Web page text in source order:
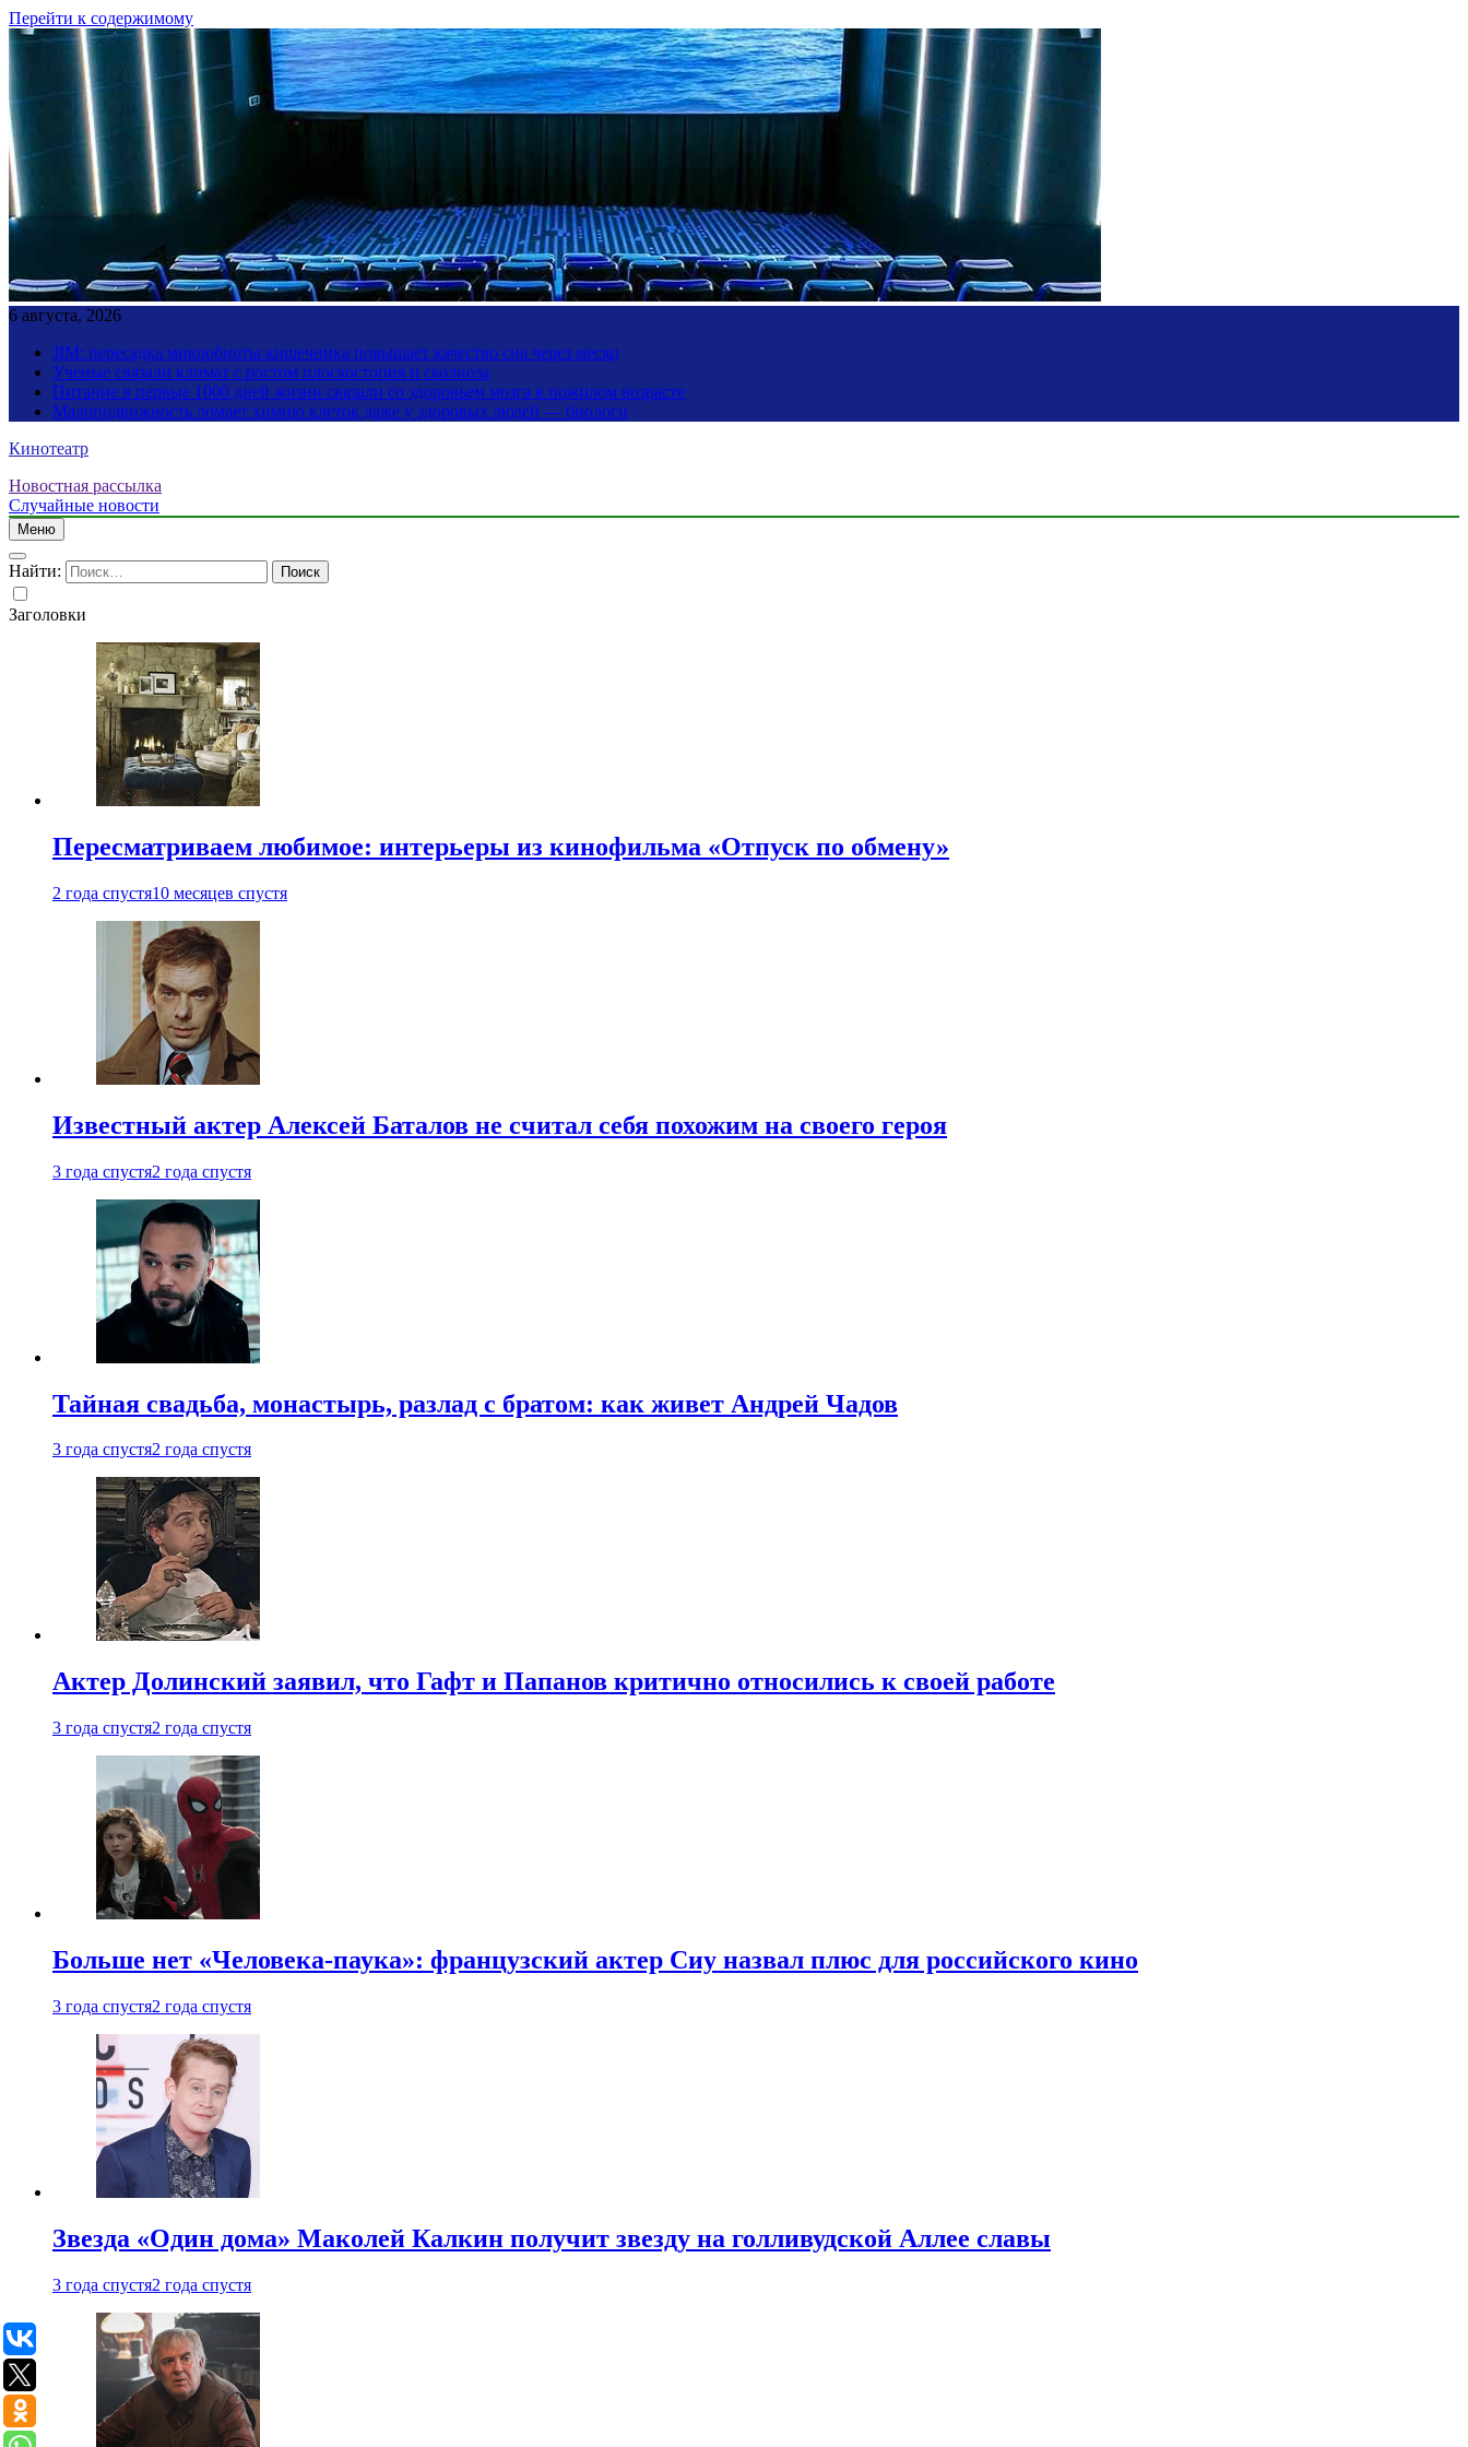
Перейти к содержимому
6 августа, 2026
JIM: пересадка микробиоты кишечника повышает качество сна через месяц
Ученые связали климат с ростом плоскостопия и сколиоза
Питание в первые 1000 дней жизни связали со здоровьем мозга в пожилом возрасте
Малоподвижность ломает химию клеток даже у здоровых людей — биологи
Кинотеатр
Новостная рассылка
Случайные новости
Меню
Найти:
Заголовки
Пересматриваем любимое: интерьеры из кинофильма «Отпуск по обмену»
2 года спустя10 месяцев спустя
Известный актер Алексей Баталов не считал себя похожим на своего героя
3 года спустя2 года спустя
Тайная свадьба, монастырь, разлад с братом: как живет Андрей Чадов
3 года спустя2 года спустя
Актер Долинский заявил, что Гафт и Папанов критично относились к своей работе
3 года спустя2 года спустя
Больше нет «Человека-паука»: французский актер Сиу назвал плюс для российского кино
3 года спустя2 года спустя
Звезда «Один дома» Маколей Калкин получит звезду на голливудской Аллее славы
3 года спустя2 года спустя